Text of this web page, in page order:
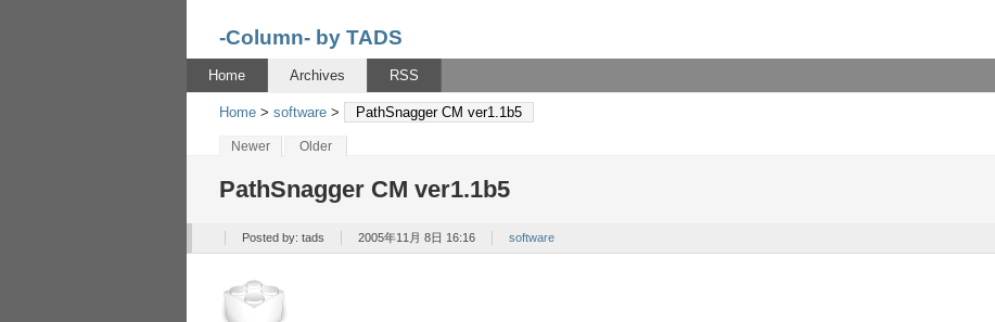
-Column- by TADS
Home Archives RSS
Home > software > PathSnagger CM ver1.1b5
Newer Older
PathSnagger CM ver1.1b5
Posted by: tads 2005年11月 8日 16:16 software